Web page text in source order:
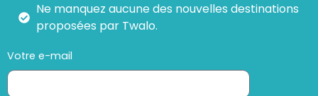
Ne manquez aucune des nouvelles destinations
proposées par Twalo.
Votre e-mail